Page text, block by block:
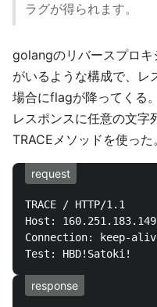
ラグが得られます。
golangのリバースプロ
がいるような構成で、レ
場合にflagが降ってくる。
レスポンスに任意の文字
TRACEメソッドを使った。
request
TRACE / HTTP/1.1
Host:
Connection: keep-
response